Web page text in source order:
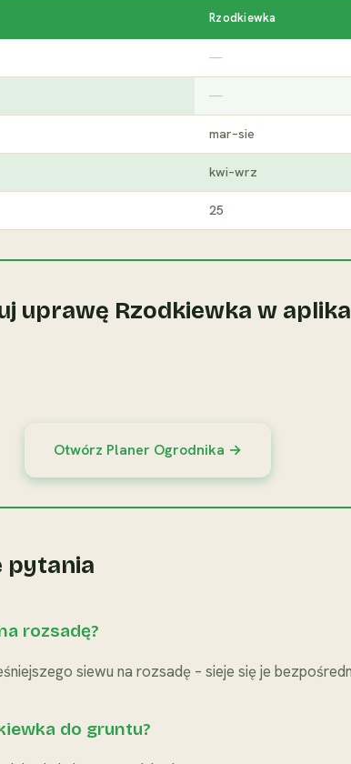
Rzodkiewka
—
—
mar–sie
kwi–wrz
25
uprawę Rzodkiewka w
Otwórz Planer Ogrodnika →
pytania
rozsadę?
siewu na rozsadę – sieje się je
do gruntu?